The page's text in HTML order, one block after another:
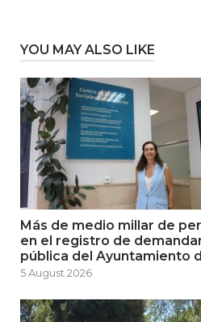
YOU MAY ALSO LIKE
Más de medio millar de
en el registro de
pública del Ayuntamiento
5 August 2026